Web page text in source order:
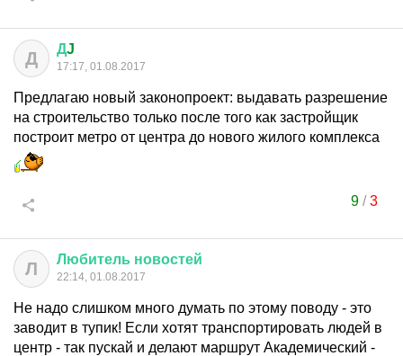
Д ДJ
17:17, 01.08.2017
Предлагаю новый законопроект: выдавать разрешение
на строительство только после того как застройщик
построит метро от центра до нового жилого комплекса
9/3
Л Любитель новостей
22:14, 01.08.2017
Не надо слишком много думать по этому поводу - это
заводит в тупик! Если хотят транспортировать людей в
центр - так пускай и делают маршрут Академический -